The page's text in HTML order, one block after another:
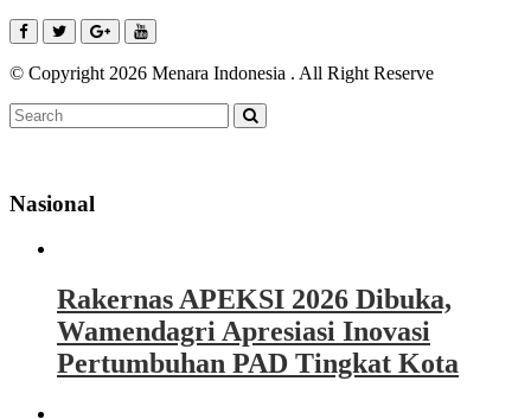
© Copyright 2026 Menara Indonesia . All Right Reserve
Nasional
Rakernas APEKSI 2026 Dibuka,
Wamendagri Apresiasi Inovasi
Pertumbuhan PAD Tingkat Kota